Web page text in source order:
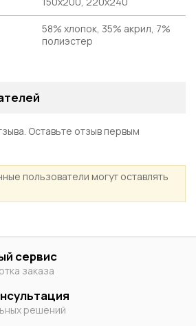
58% хлопок, 35% акрил, 7%
полиэстер
Оставьте отзыв первым
пользователи могут оставлять
сервис
заказа
решений